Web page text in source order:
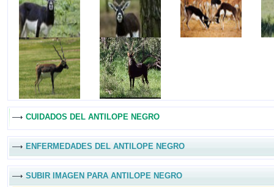
CUIDADOS DEL ANTILOPE NEGRO
ENFERMEDADES DEL ANTILOPE NEGRO
SUBIR IMAGEN PARA ANTILOPE NEGRO